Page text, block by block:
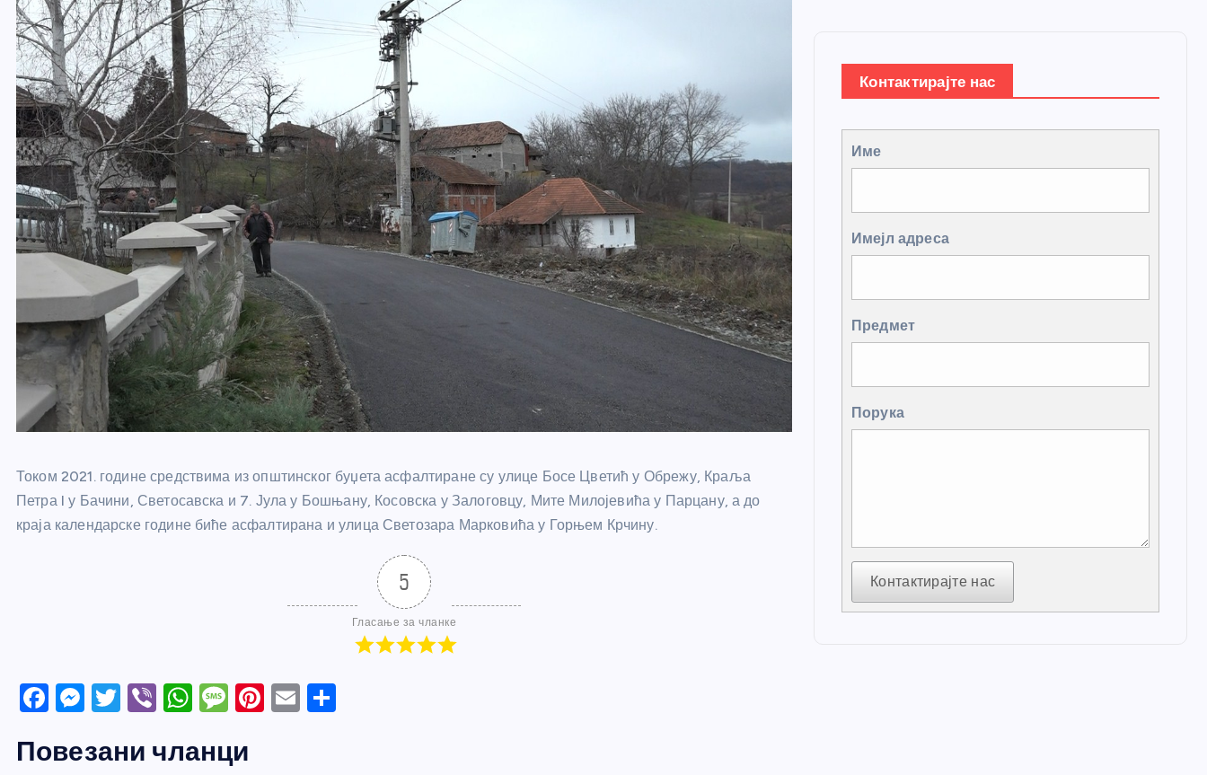
Током 2021. године средствима из општинског буџета асфалтиране су улице Босе Цветић у Обрежу, Краља
Петра I у Бачини, Светосавска и 7. Јула у Бошњану, Косовска у Залоговцу, Мите Милојевића у Парцану, а до
краја календарске године биће асфалтирана и улица Светозара Марковића у Горњем Крчину.
5
Гласање за чланке
F
c
M
ss
T
itt
Vi
er
W
at
M
ss
Pi E
Повезани чланци
Контактирајте нас
Име
Имејл адреса
Предмет
Порука
Контактирајте нас